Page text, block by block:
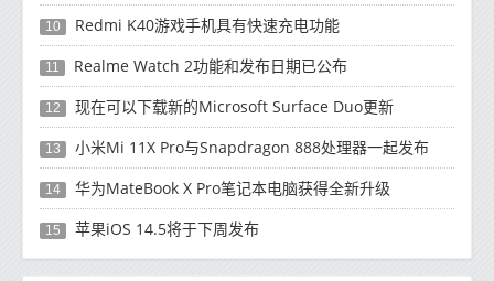
10 Redmi K40游戏手机具有快速充电功能
11 Realme Watch 2功能和发布日期已公布
12 现在可以下载新的Microsoft Surface Duo更新
13 小米Mi 11X Pro与Snapdragon 888处理器一起发布
14 华为MateBook X Pro笔记本电脑获得全新升级
15 苹果iOS 14.5将于下周发布